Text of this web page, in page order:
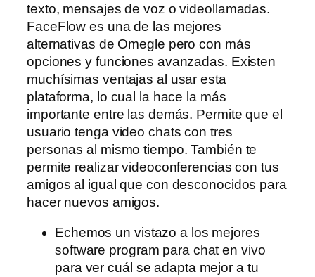
texto, mensajes de voz o videollamadas.
FaceFlow es una de las mejores
alternativas de Omegle pero con más
opciones y funciones avanzadas. Existen
muchísimas ventajas al usar esta
plataforma, lo cual la hace la más
importante entre las demás. Permite que el
usuario tenga video chats con tres
personas al mismo tiempo. También te
permite realizar videoconferencias con tus
amigos al igual que con desconocidos para
hacer nuevos amigos.
Echemos un vistazo a los mejores
software program para chat en vivo
para ver cuál se adapta mejor a tu